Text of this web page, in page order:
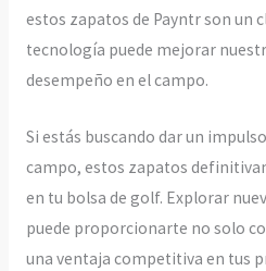
estos zapatos de Payntr son un
tecnología puede mejorar
desempeño en el campo.
Si estás buscando dar un
campo, estos zapatos
en tu bolsa de golf. Explorar
puede proporcionarte no solo
una ventaja competitiva en tus